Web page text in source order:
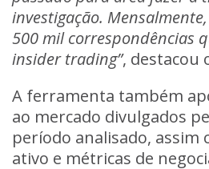
investigação.
500 mil correspondências
insider trading”, destacou
A ferramenta também
ao mercado divulgados
período analisado, assim
ativo e métricas de